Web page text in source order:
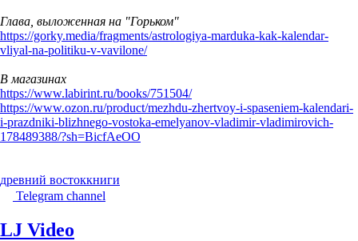
Глава, выложенная на "Горьком"
https://gorky.media/fragments/astrologiya-marduka-kak-kalendar-
vliyal-na-politiku-v-vavilone/
В магазинах
https://www.labirint.ru/books/751504/
https://www.ozon.ru/product/mezhdu-zhertvoy-i-spaseniem-kalendari-
i-prazdniki-blizhnego-vostoka-emelyanov-vladimir-vladimirovich-
178489388/?sh=BicfAeOO
древний востоккниги
Telegram channel
LJ Video